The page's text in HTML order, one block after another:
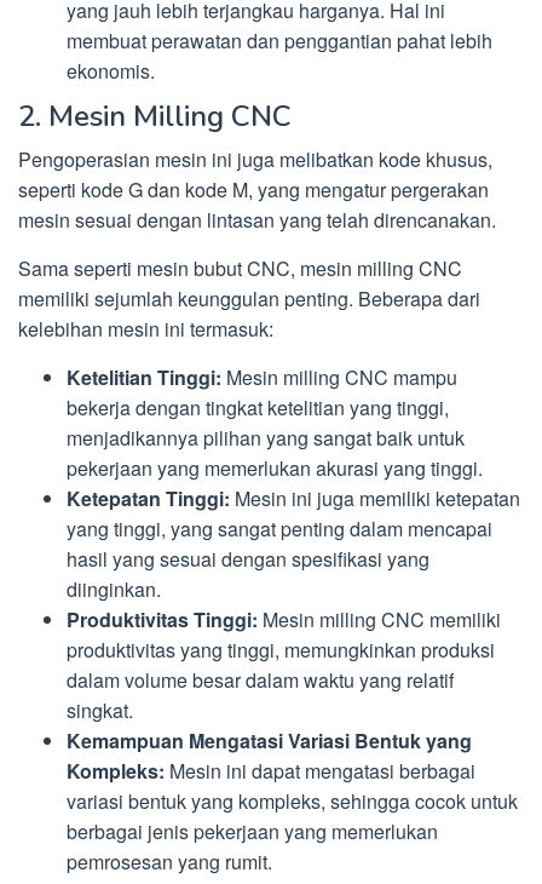
yang jauh lebih terjangkau harganya. Hal ini
membuat perawatan dan penggantian pahat lebih
ekonomis.
2. Mesin Milling CNC
Pengoperasian mesin ini juga melibatkan kode khusus,
seperti kode G dan kode M, yang mengatur pergerakan
mesin sesuai dengan lintasan yang telah direncanakan.
Sama seperti mesin bubut CNC, mesin milling CNC
memiliki sejumlah keunggulan penting. Beberapa dari
kelebihan mesin ini termasuk:
Ketelitian Tinggi: Mesin milling CNC mampu
bekerja dengan tingkat ketelitian yang tinggi,
menjadikannya pilihan yang sangat baik untuk
pekerjaan yang memerlukan akurasi yang tinggi.
Ketepatan Tinggi: Mesin ini juga memiliki ketepatan
yang tinggi, yang sangat penting dalam mencapai
hasil yang sesuai dengan spesifikasi yang
diinginkan.
Produktivitas Tinggi: Mesin milling CNC memiliki
produktivitas yang tinggi, memungkinkan produksi
dalam volume besar dalam waktu yang relatif
singkat.
Kemampuan Mengatasi Variasi Bentuk yang
Kompleks: Mesin ini dapat mengatasi berbagai
variasi bentuk yang kompleks, sehingga cocok untuk
berbagai jenis pekerjaan yang memerlukan
pemrosesan yang rumit.